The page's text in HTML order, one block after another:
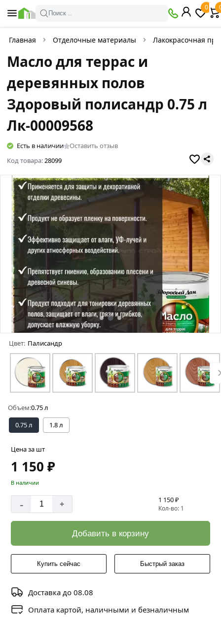
Поиск ..
0
Главная Отделочные материалы Лакокрасочная
Масло для террас и
деревянных полов
Здоровый полисандр 0.75 л
Лк-00009568
Есть в наличии
Оставить отзыв
Код товара:28099
Цвет: Палисандр
Объем:0.75 л
0.75 л
1.8 л
Цена за шт
1 150 ₽
В наличии
- + 1 150 ₽
Кол-во: 1
Добавить в корзину
Купить сейчас Быстрый заказ
Доставка до 08.08
Оплата картой, наличными и безналичным